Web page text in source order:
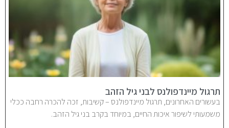
תרגול מיינדפולנס לבני גיל הזהב
בעשורים האחרונים, תרגול מיינדפולנס – קשיבות, זכה להכרה רחבה ככלי
משמעותי לשיפור איכות החיים, במיוחד בקרב בני גיל הזהב.